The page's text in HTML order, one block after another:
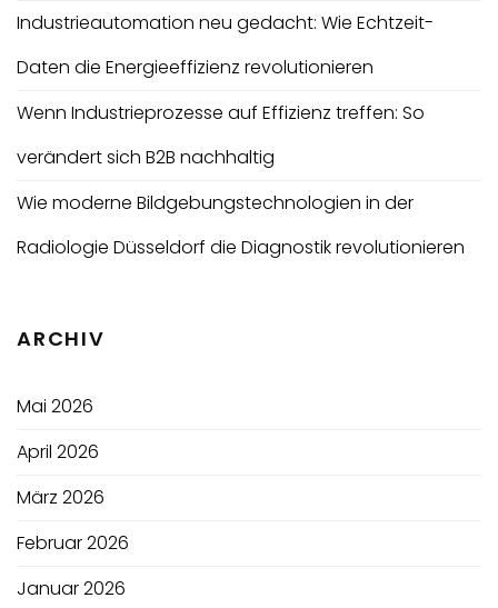
Industrieautomation neu gedacht: Wie Echtzeit-
Daten die Energieeffizienz revolutionieren
Wenn Industrieprozesse auf Effizienz treffen: So
verändert sich B2B nachhaltig
Wie moderne Bildgebungstechnologien in der
Radiologie Düsseldorf die Diagnostik revolutionieren
ARCHIV
Mai 2026
April 2026
März 2026
Februar 2026
Januar 2026